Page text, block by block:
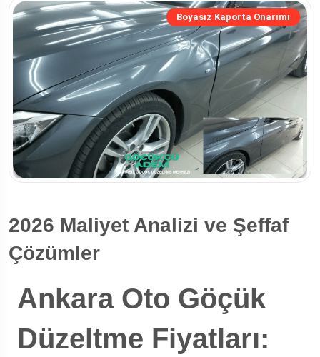
Boyasız Kaporta Onarımı
2026 Maliyet Analizi ve Şeffaf
Çözümler
Ankara Oto Göçük
Düzeltme Fiyatları: